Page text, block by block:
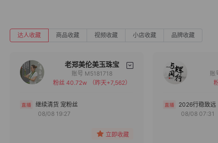
达人收藏 商品收藏 视频收藏 小店收藏 品牌收藏
老郑美伦美玉珠宝
备注
账号 M5181718
粉丝 40.72w
（昨天+7,562）
继续清货 宠粉丝
08/08 19:27
立即收藏
2026行稳致远
08/08 07:31